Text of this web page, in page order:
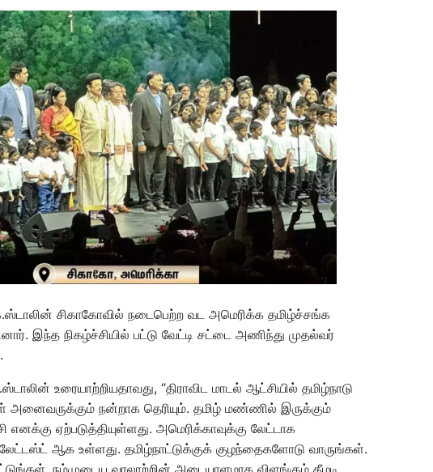
சிகாகோவில் நடைபெற்ற வட அமெரிக்க தமிழ்ச்சங்க
இந்த நிகழ்ச்சியில் பட்டு வேட்டி சட்டை அணிந்து முதல்வர்
உரையாற்றியதாவது, “திராவிட மாடல் ஆட்சியில் தமிழ்நாடு
அனைவருக்கும் நன்றாக தெரியும். தமிழ் மண்ணில் இருக்கும்
ஏற்படுத்தியுள்ளது. அமெரிக்காவுக்கு லேட்டாக
ஆக உள்ளது. தமிழ்நாட்டுக்குக் குழந்தைகளோடு வாருங்கள்.
நம்முடைய வரலாற்றின் அடையாளமாக விளங்கும் கீழடி